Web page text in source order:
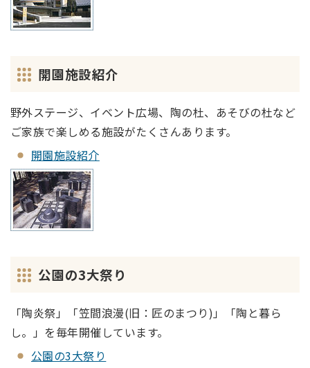
開園施設紹介
野外ステージ、イベント広場、陶の杜、あそびの杜など
ご家族で楽しめる施設がたくさんあります。
開園施設紹介
公園の3大祭り
「陶炎祭」「笠間浪漫(旧：匠のまつり)」「陶と暮ら
し。」を毎年開催しています。
公園の3大祭り